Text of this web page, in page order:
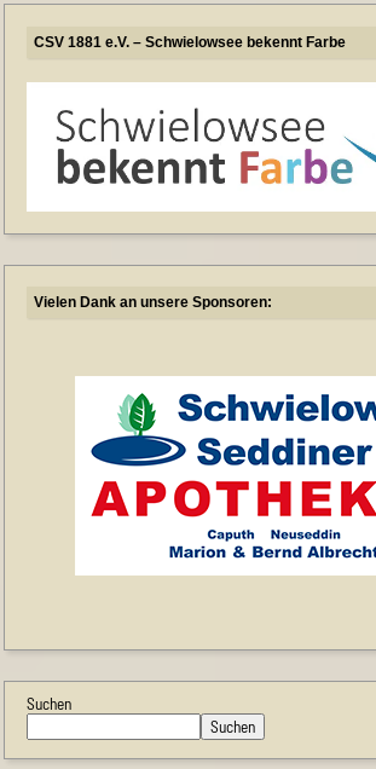
CSV 1881 e.V. – Schwielowsee bekennt Farbe
Vielen Dank an unsere Sponsoren:
Suchen
Suchen